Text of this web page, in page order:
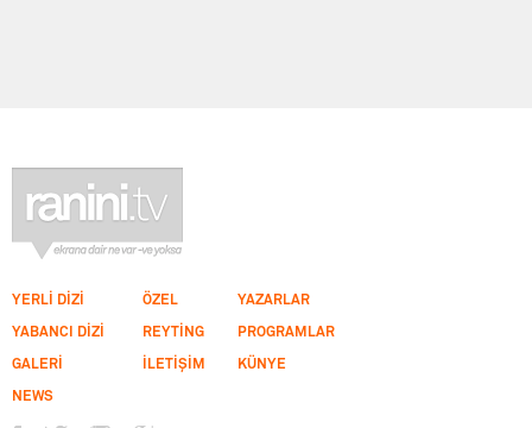
YERLİ DİZİ ÖZEL YAZARLAR
YABANCI DİZİ REYTİNG PROGRAMLAR
GALERİ İLETİŞİM KÜNYE
NEWS